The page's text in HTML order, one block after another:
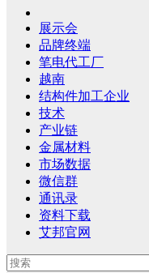
展示会
品牌终端
笔电代工厂
越南
结构件加工企业
技术
产业链
金属材料
市场数据
微信群
通讯录
资料下载
艾邦官网